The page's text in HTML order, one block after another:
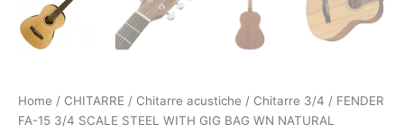
Home / CHITARRE / Chitarre acustiche / Chitarre 3/4 / FENDER
FA-15 3/4 SCALE STEEL WITH GIG BAG WN NATURAL